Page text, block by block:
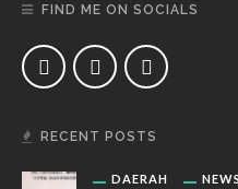
FIND ME ON SOCIALS
RECENT POSTS
DAERAH NEWS